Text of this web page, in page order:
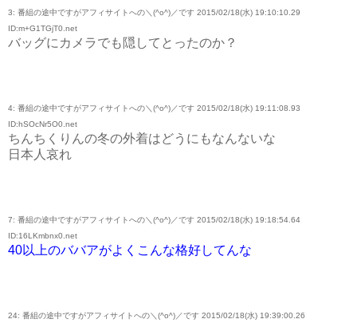
3: 番組の途中ですがアフィサイトへの＼(^o^)／です 2015/02/18(水) 19:10:10.29
ID:m+G1TGjT0.net
バッグにカメラでも隠してとったのか？
4: 番組の途中ですがアフィサイトへの＼(^o^)／です 2015/02/18(水) 19:11:08.93
ID:hSOcNr5O0.net
ちんちくりんの冬の外着はどうにもなんないな
日本人哀れ
7: 番組の途中ですがアフィサイトへの＼(^o^)／です 2015/02/18(水) 19:18:54.64
ID:16LKmbnx0.net
40以上のババアがよくこんな格好してんな
24: 番組の途中ですがアフィサイトへの＼(^o^)／です 2015/02/18(水) 19:39:00.26